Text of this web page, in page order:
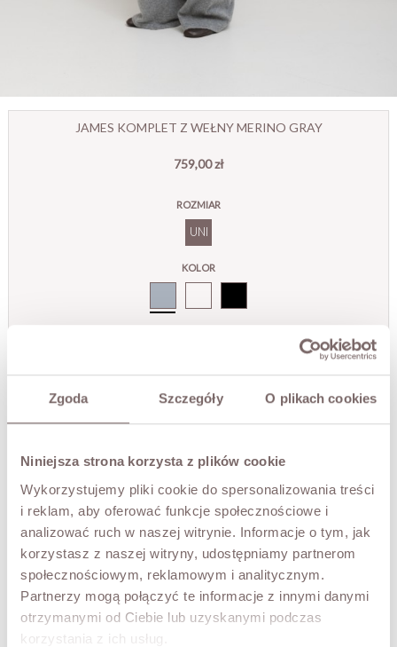
Zgoda Szczegóły O plikach cookies
Niniejsza strona korzysta z plików cookie
Wykorzystujemy pliki cookie do spersonalizowania treści
i reklam, aby oferować funkcje społecznościowe i
analizować ruch w naszej witrynie. Informacje o tym, jak
korzystasz z naszej witryny, udostępniamy partnerom
społecznościowym, reklamowym i analitycznym.
Partnerzy mogą połączyć te informacje z innymi danymi
otrzymanymi od Ciebie lub uzyskanymi podczas
korzystania z ich usług.
JAMES KOMPLET Z WEŁNY MERINO GRAY
759,00 zł
ROZMIAR
UNI
KOLOR
NOWOŚĆ! PRZYMIERZ WIRTUALNIE
Elegancki komplet dzianinowy wykonany z miękkiej,
przyjemnej w dotyku przędzy z wełny merino, kaszmiru i
wiskozy. Minimalistyczna forma sprawia, że zestaw James
to ponadczasowa pozycja w Twojej garderobie.
• produkt włoski,
• spodnie: w pasie gumka, szerokie, proste nogawki,
gładka dzianina,
• sweter: przy szyi stójka, luźny krój, obniżona linia ramion.